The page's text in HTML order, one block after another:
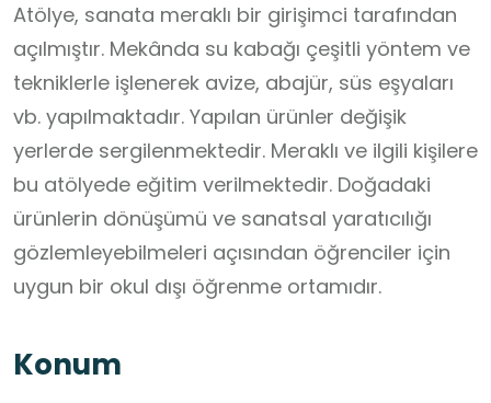
Atölye, sanata meraklı bir girişimci tarafından
açılmıştır. Mekânda su kabağı çeşitli yöntem ve
tekniklerle işlenerek avize, abajür, süs eşyaları
vb. yapılmaktadır. Yapılan ürünler değişik
yerlerde sergilenmektedir. Meraklı ve ilgili kişilere
bu atölyede eğitim verilmektedir. Doğadaki
ürünlerin dönüşümü ve sanatsal yaratıcılığı
gözlemleyebilmeleri açısından öğrenciler için
uygun bir okul dışı öğrenme ortamıdır.
Konum